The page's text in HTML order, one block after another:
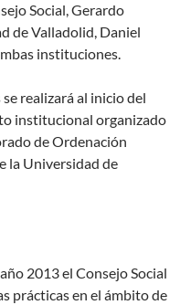
Social, Gerardo
de Valladolid, Daniel
instituciones.
realizará al inicio del
institucional organizado
de Ordenación
la Universidad de
2013 el Consejo Social
prácticas en el ámbito de